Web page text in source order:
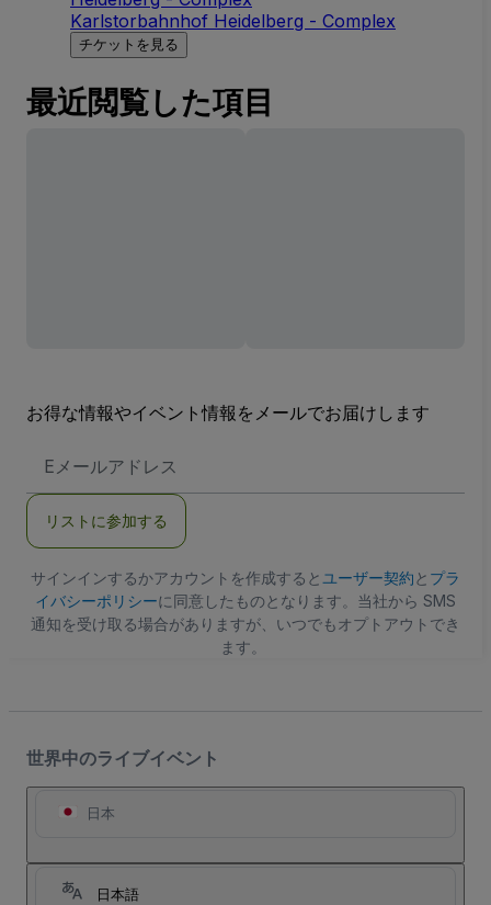
Karlstorbahnhof Heidelberg - Complex
チケットを見る
最近閲覧した項目
お得な情報やイベント情報をメールでお届けします
メ
ア
ス
リストに参加する
サインインするかアカウントを作成すると ユーザー契約と プラ
イバシーポリシーに同意したものとなります。当社から SMS
通知を受け取る場合がありますが、いつでもオプトアウトでき
ます。
世界中のライブイベント
日本
日本語